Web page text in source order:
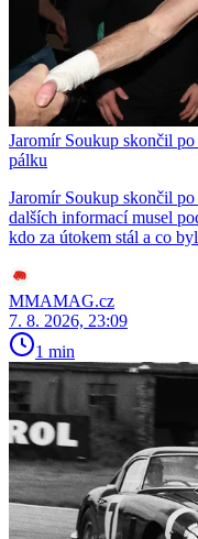
Jaromír Soukup skončil
pálku
Jaromír Soukup skončil
dalších informací musel
kdo za útokem stál a co
MMAMAG.cz
7. 8. 2026, 23:09
1 min